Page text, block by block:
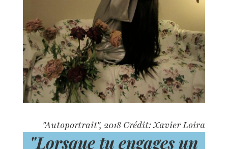
"Autoportrait", 2018 Crédit: Xavier Loira
"Lorsque tu engages un